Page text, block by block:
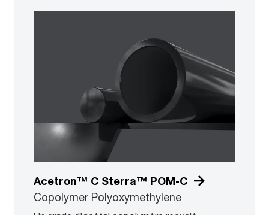
Acetron™ C Sterra™ POM-C
Copolymer Polyoxymethylene